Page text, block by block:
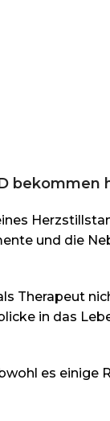
bekommen
und die
Therapeut
in das
es einige